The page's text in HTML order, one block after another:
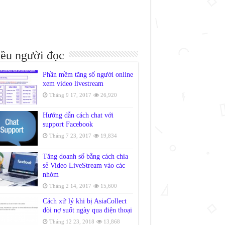
người đọc
Phần mềm tăng số người online
xem video livestream
Tháng 9 17, 2017 26,920
Hướng dẫn cách chat với
support Facebook
Tháng 7 23, 2017 19,834
Tăng doanh số bằng cách chia
sẻ Video LiveStream vào các
nhóm
Tháng 2 14, 2017 15,600
Cách xử lý khi bị AsiaCollect
đòi nợ suốt ngày qua điện thoại
Tháng 12 23, 2018 13,868